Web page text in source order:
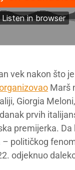
vek nakon što
Marš
Giorgia
prvih
premijerka. Da
političkog
odjeknuo